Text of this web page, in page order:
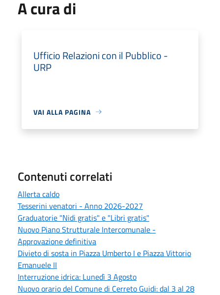
A cura di
Ufficio Relazioni con il Pubblico -
URP
VAI ALLA PAGINA
Contenuti correlati
Allerta caldo
Tesserini venatori - Anno 2026-2027
Graduatorie "Nidi gratis" e "Libri gratis"
Nuovo Piano Strutturale Intercomunale -
Approvazione definitiva
Divieto di sosta in Piazza Umberto I e Piazza Vittorio
Emanuele II
Interruzione idrica: Lunedì 3 Agosto
Nuovo orario del Comune di Cerreto Guidi: dal 3 al 28